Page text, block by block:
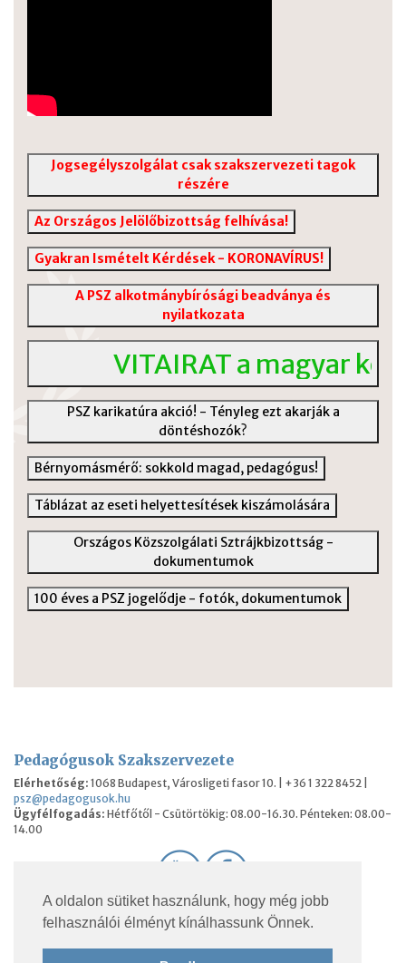
A oldalon sütiket használunk, hogy még jobb
felhasználói élményt kínálhassunk Önnek.
Jogsegélyszolgálat csak szakszervezeti tagok
részére
Az Országos Jelölőbizottság felhívása!
Gyakran Ismételt Kérdések - KORONAVÍRUS!
A PSZ alkotmánybírósági beadványa és
nyilatkozata
VITAIRAT a magyar
PSZ karikatúra akció! - Tényleg ezt akarják a
döntéshozók?
Bérnyomásmérő: sokkold magad, pedagógus!
Táblázat az eseti helyettesítések kiszámolására
Országos Közszolgálati Sztrájkbizottság -
dokumentumok
100 éves a PSZ jogelődje - fotók, dokumentumok
Pedagógusok Szakszervezete
Elérhetőség: 1068 Budapest, Városligeti fasor 10. | +36 1 322 8452 |
psz@pedagogusok.hu
Ügyfélfogadás: Hétfőtől - Csütörtökig: 08.00-16.30. Pénteken: 08.00-
14.00
© 2026 Pedagógusok Szakszervezete. Minden jog
fenntartva.